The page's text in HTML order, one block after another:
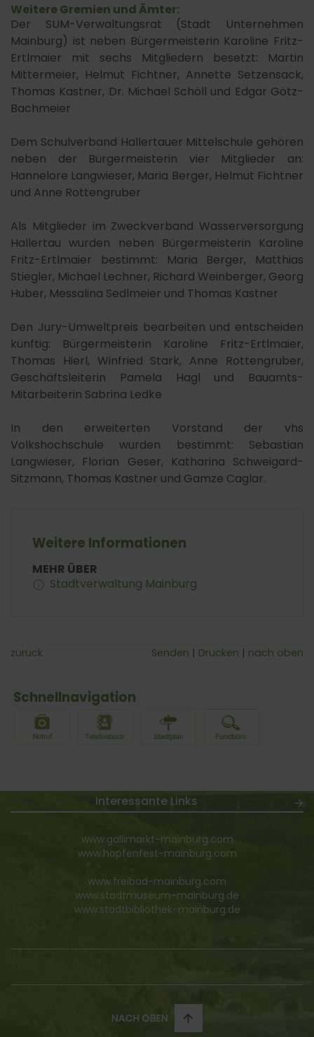
Weitere Gremien und Ämter:
Der SUM-Verwaltungsrat (Stadt Unternehmen
Mainburg) ist neben Bürgermeisterin Karoline Fritz-
Ertlmaier mit sechs Mitgliedern besetzt: Martin
Mittermeier, Helmut Fichtner, Annette Setzensack,
Thomas Kastner, Dr. Michael Schöll und Edgar Götz-
Bachmeier
Dem Schulverband Hallertauer Mittelschule gehören
neben der Bürgermeisterin vier Mitglieder an:
Hannelore Langwieser, Maria Berger, Helmut Fichtner
und Anne Rottengruber
Als Mitglieder im Zweckverband Wasserversorgung
Hallertau wurden neben Bürgermeisterin Karoline
Fritz-Ertlmaier bestimmt: Maria Berger, Matthias
Stiegler, Michael Lechner, Richard Weinberger, Georg
Huber, Messalina Sedlmeier und Thomas Kastner
Den Jury-Umweltpreis bearbeiten und entscheiden
künftig: Bürgermeisterin Karoline Fritz-Ertlmaier,
Thomas Hierl, Winfried Stark, Anne Rottengruber,
Geschäftsleiterin Pamela Hagl und Bauamts-
Mitarbeiterin Sabrina Ledke
In den erweiterten Vorstand der vhs
Volkshochschule wurden bestimmt: Sebastian
Langwieser, Florian Geser, Katharina Schweigard-
Sitzmann, Thomas Kastner und Gamze Caglar.
Weitere Informationen
MEHR ÜBER
Stadtverwaltung Mainburg
zurück Senden Drucken nach oben
Schnellnavigation
Interessante Links
www.gallimarkt-mainburg.com
www.hopfenfest-mainburg.com
www.freibad-mainburg.com
www.stadtmuseum-mainburg.de
www.stadtbibliothek-mainburg.de